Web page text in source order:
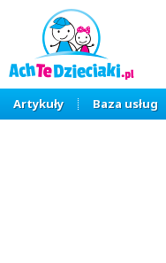
Artykuły Baza usług